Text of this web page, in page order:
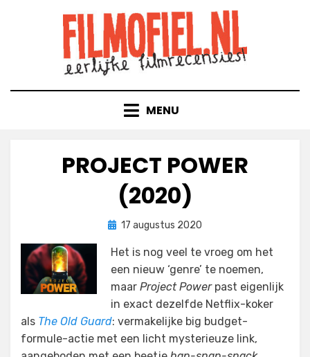
MENU
PROJECT POWER
(2020)
doorFilmofiel.nl
Geplaatst
17 augustus 2020
Het is nog veel te vroeg om het
een nieuw ‘genre’ te noemen,
maar Project Powerpast eigenlijk
in exact dezelfde Netflix-koker
als The Old Guard: vermakelijke big budget-
formule-actie met een licht mysterieuze link,